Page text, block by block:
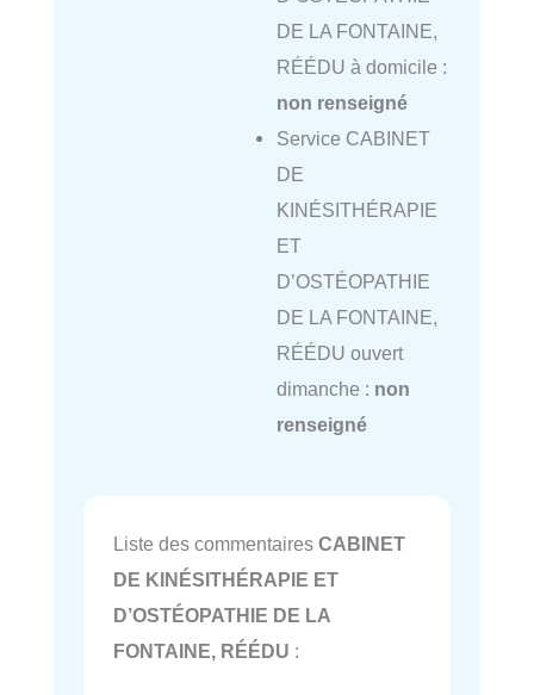
DE LA FONTAINE,
RÉÉDU à domicile :
non renseigné
Service CABINET
DE
KINÉSITHÉRAPIE
ET
D’OSTÉOPATHIE
DE LA FONTAINE,
RÉÉDU ouvert
dimanche : non
renseigné
Liste des commentaires CABINET
DE KINÉSITHÉRAPIE ET
D’OSTÉOPATHIE DE LA
FONTAINE, RÉÉDU :